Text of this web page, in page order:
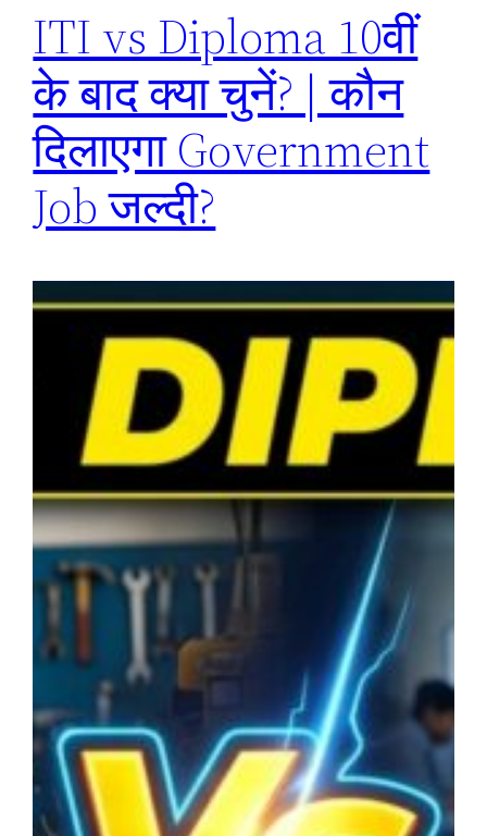
ITI vs Diploma 10वीं
के बाद क्या चुनें? | कौन
दिलाएगा Government
Job जल्दी?